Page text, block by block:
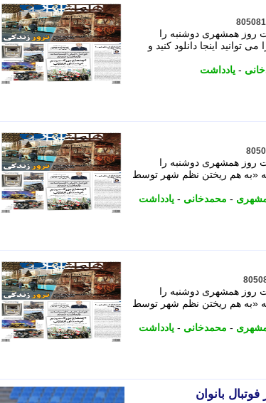
روز همشهری دوشنبه را
اینجا دانلود کنید و
- یادداشت
روز همشهری دوشنبه را
«به هم ریختن نظم شهر توسط
- محمدخانی - یادداشت
روز همشهری دوشنبه را
«به هم ریختن نظم شهر توسط
- محمدخانی - یادداشت
بانوان